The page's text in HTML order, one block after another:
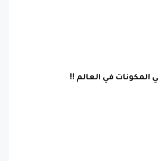
المكونات في العالم !!